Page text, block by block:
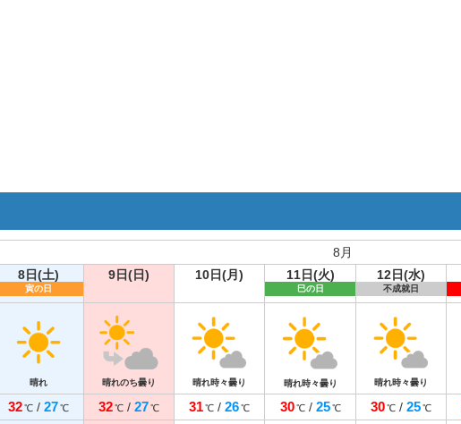
8月
8日(土)
寅の日
9日(日) 10日(月) 11日(火)
巳の日
12日(水)
不成就日
晴れ 晴れのち曇り 晴れ時々曇り 晴れ時々曇り 晴れ時々曇り
32℃ / 27℃ 32℃ / 27℃ 31℃ / 26℃ 30 ℃/ 25 ℃ 30℃ / 25℃